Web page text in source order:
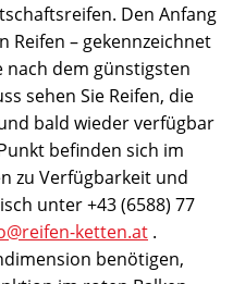
Den Anfang
Reifen – gekennzeichnet
nach dem günstigsten
sehen Sie Reifen, die
bald wieder verfügbar
befinden sich im
zu Verfügbarkeit und
unter +43 (6588) 77
ketten.at .
benötigen,